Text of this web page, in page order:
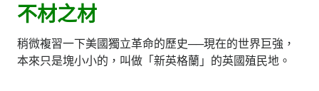
不材之材
稍微複習一下美國獨立革命的歷史──現在的世界巨強，
本來只是塊小小的，叫做「新英格蘭」的英國殖民地。